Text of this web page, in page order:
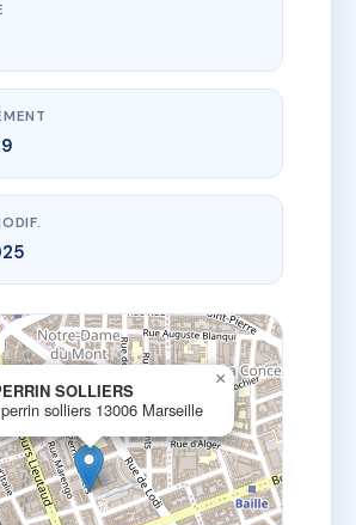
SOLLIERS
solliers 13006 Marseille
×